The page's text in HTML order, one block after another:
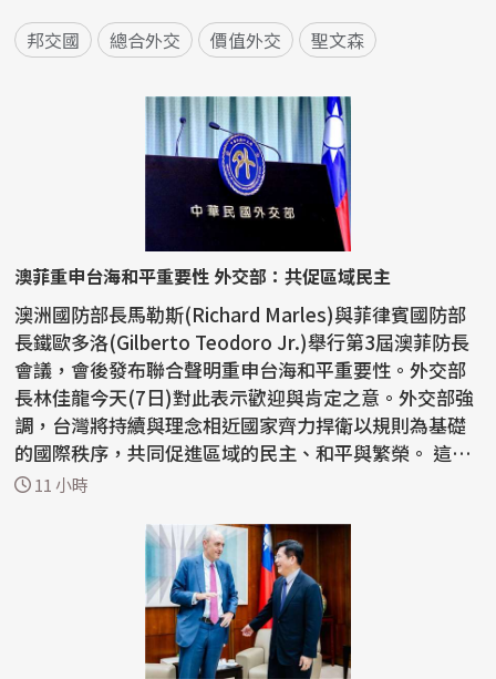
邦交國 總合外交 價值外交 聖文森
澳菲重申台海和平重要性 外交部：共促區域民主
澳洲國防部長馬勒斯(Richard Marles)與菲律賓國防部
長鐵歐多洛(Gilberto Teodoro Jr.)舉行第3屆澳菲防長
會議，會後發布聯合聲明重申台海和平重要性。外交部
長林佳龍今天(7日)對此表示歡迎與肯定之意。外交部強
調，台灣將持續與理念相近國家齊力捍衛以規則為基礎
的國際秩序，共同促進區域的民主、和平與繁榮。 這份
聯...11 小時